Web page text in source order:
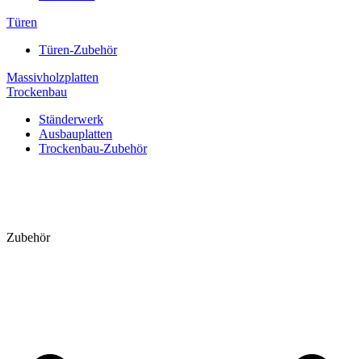
Türen
Türen-Zubehör
Massivholzplatten
Trockenbau
Ständerwerk
Ausbauplatten
Trockenbau-Zubehör
Zubehör